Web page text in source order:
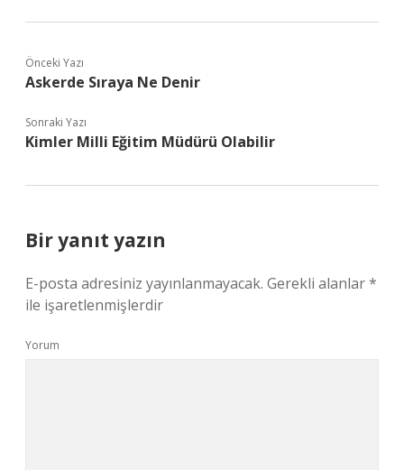
Önceki Yazı
Askerde Sıraya Ne Denir
Sonraki Yazı
Kimler Milli Eğitim Müdürü Olabilir
Bir yanıt yazın
E-posta adresiniz yayınlanmayacak. Gerekli alanlar*
ile işaretlenmişlerdir
Yorum